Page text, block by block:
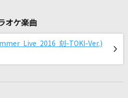
オケ楽曲
Live 2016 刻-TOKI-Ver.)